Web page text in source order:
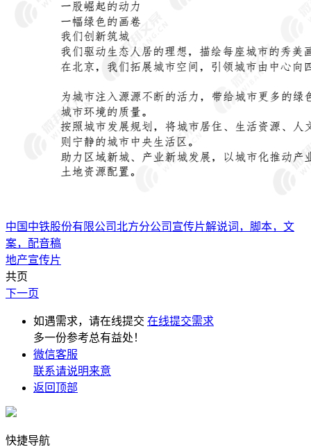
中国中铁股份有限公司北方分公司宣传片解说词，脚本，文
案，配音稿
地产宣传片
共页
下一页
如遇需求，请在线提交 在线提交需求
多一份参考总有益处！
微信客服
联系请说明来意
返回顶部
快捷导航